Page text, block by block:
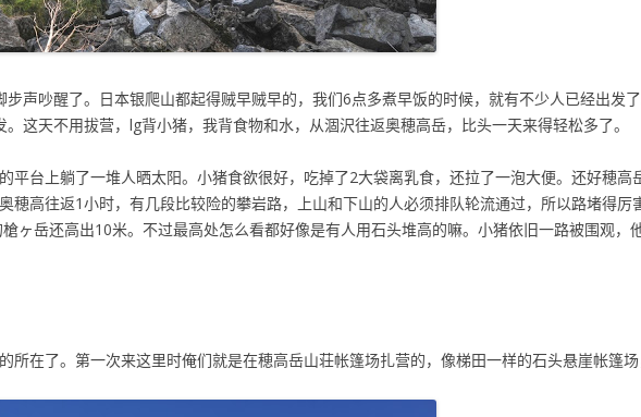
声吵醒了。日本银爬山都起得贼早贼早的，我们6点多煮早饭的时候，就有不少人已经出发
这天不用拔营，lg背小猪，我背食物和水，从涸沢往返奥穂高岳，比头一天来得轻松多了。
平台上躺了一堆人晒太阳。小猪食欲很好，吃掉了2大袋离乳食，还拉了一泡大便。还好穂高
穂高往返1小时，有几段比较险的攀岩路，上山和下山的人必须排队轮流通过，所以路堵得厉
ヶ岳还高出10米。不过最高处怎么看都好像是有人用石头堆高的嘛。小猪依旧一路被围观，
所在了。第一次来这里时俺们就是在穂高岳山荘帐篷场扎营的，像梯田一样的石头悬崖帐篷